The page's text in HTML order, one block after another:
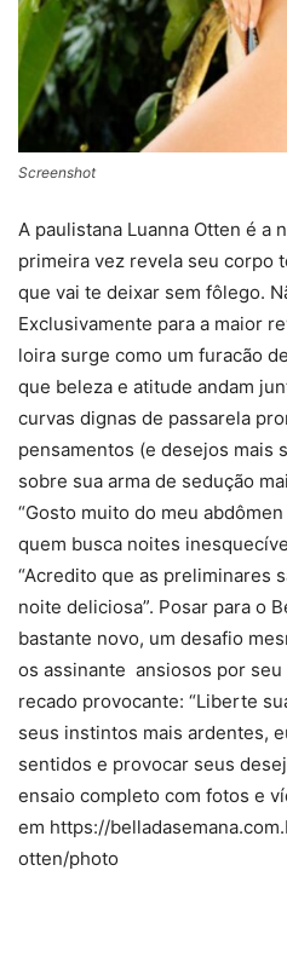
Screenshot
A paulistana Luanna Otten é a
primeira vez revela seu corpo
que vai te deixar sem fôlego.
Exclusivamente para a maior
loira surge como um furacão
que beleza e atitude andam
curvas dignas de passarela
pensamentos (e desejos mais
sobre sua arma de sedução
“Gosto muito do meu
quem busca noites
“Acredito que as preliminares
noite deliciosa”. Posar para o
bastante novo, um desafio
os assinante ansiosos por seu
recado provocante: “Liberte
seus instintos mais ardentes,
sentidos e provocar seus
ensaio completo com fotos e
em https://
otten/photo